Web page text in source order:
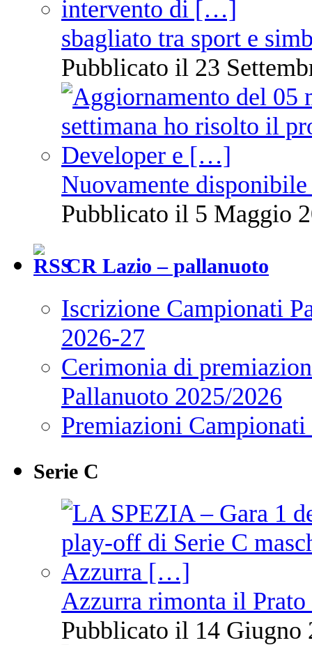
sbagliato tra sport e
Pubblicato il 23
Nuovamente
Pubblicato il 5 Maggio
CR Lazio – pallanuoto
Iscrizione Campionati
2026-27
Cerimonia di
Pallanuoto 2025/2026
Premiazioni
Serie C
Azzurra rimonta il Prato
Pubblicato il 14 Giugno